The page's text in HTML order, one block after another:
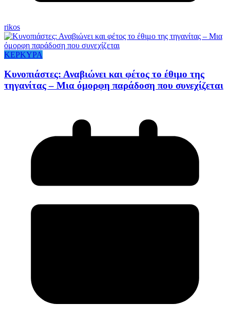
rikos
ΚΕΡΚΥΡΑ
Κυνοπιάστες: Αναβιώνει και φέτος το έθιμο της
τηγανίτας – Μια όμορφη παράδοση που συνεχίζεται